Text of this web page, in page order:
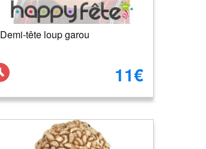
Demi-tête loup garou
11€